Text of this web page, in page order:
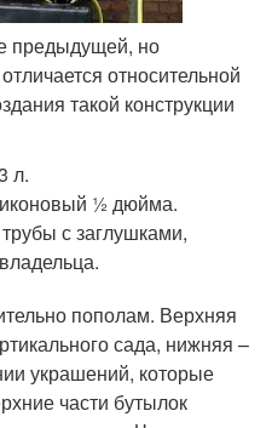
предыдущей, но
относительной
такой конструкции
л.
½ дюйма.
с заглушками,
пополам. Верхняя
сада, нижняя –
украшений, которые
части бутылок